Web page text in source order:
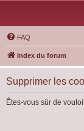
FAQ
Index du forum
Supprimer les
Êtes-vous sûr de